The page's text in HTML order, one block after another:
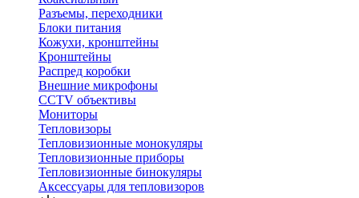
Разъемы, переходники
Блоки питания
Кожухи, кронштейны
Кронштейны
Распред коробки
Внешние микрофоны
CCTV объективы
Мониторы
Тепловизоры
Тепловизионные монокуляры
Тепловизионные приборы
Тепловизионные бинокуляры
Аксессуары для тепловизоров